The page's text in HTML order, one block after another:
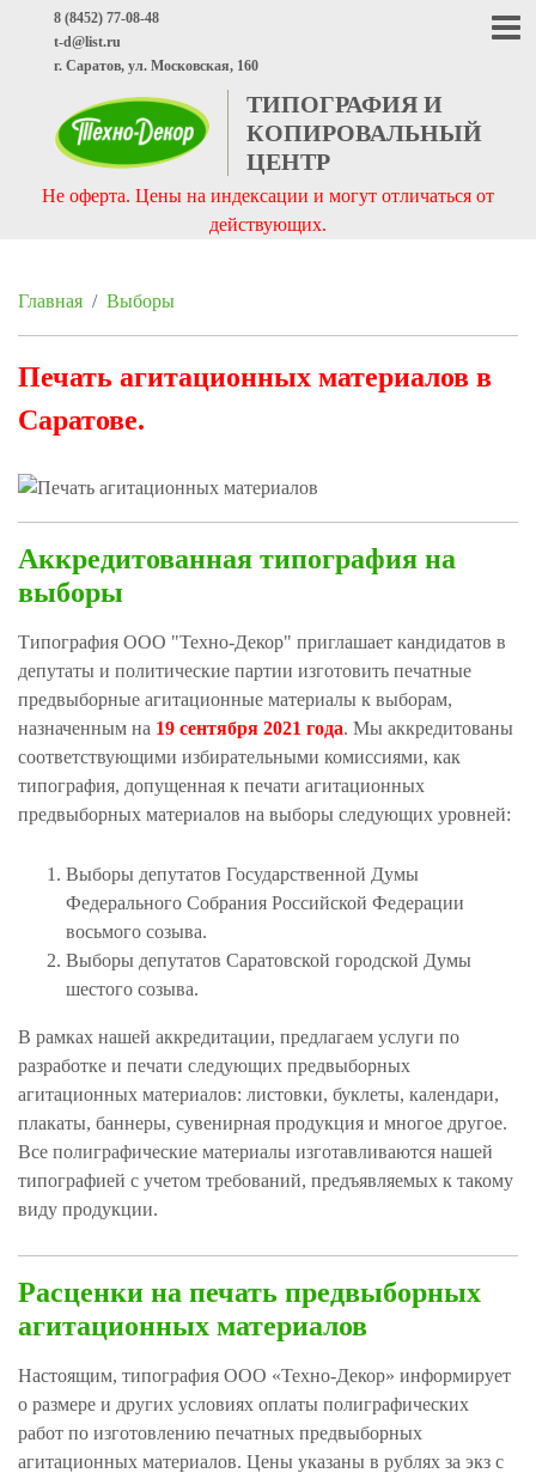
ТИПОГРАФИЯ И
КОПИРОВАЛЬНЫЙ
ЦЕНТР
8 (8452) 77-08-48
t-d@list.ru
г. Саратов, ул. Московская, 160
Не оферта. Цены на индексации и могут отличаться от
действующих.
КОНСТРУКЦИИ
Главная / Выборы
Печать агитационных материалов в
Саратове.
Аккредитованная типография на
выборы
Типография ООО "Техно-Декор" приглашает кандидатов в
депутаты и политические партии изготовить печатные
предвыборные агитационные материалы к выборам,
назначенным на 19 сентября 2021 года. Мы аккредитованы
соответствующими избирательными комиссиями, как
типография, допущенная к печати агитационных
предвыборных материалов на выборы следующих уровней:
Выборы депутатов Государственной Думы
Федерального Собрания Российской Федерации
восьмого созыва.
Выборы депутатов Саратовской городской Думы
шестого созыва.
В рамках нашей аккредитации, предлагаем услуги по
разработке и печати следующих предвыборных
агитационных материалов: листовки, буклеты, календари,
плакаты, баннеры, сувенирная продукция и многое другое.
Все полиграфические материалы изготавливаются нашей
типографией с учетом требований, предъявляемых к такому
виду продукции.
Расценки на печать предвыборных
агитационных материалов
Настоящим, типография ООО «Техно-Декор» информирует
о размере и других условиях оплаты полиграфических
работ по изготовлению печатных предвыборных
агитационных материалов. Цены указаны в рублях за экз с